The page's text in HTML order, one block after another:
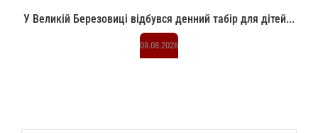
У Великій Березовиці відбувся денний табір для дітей...
08.08.2026